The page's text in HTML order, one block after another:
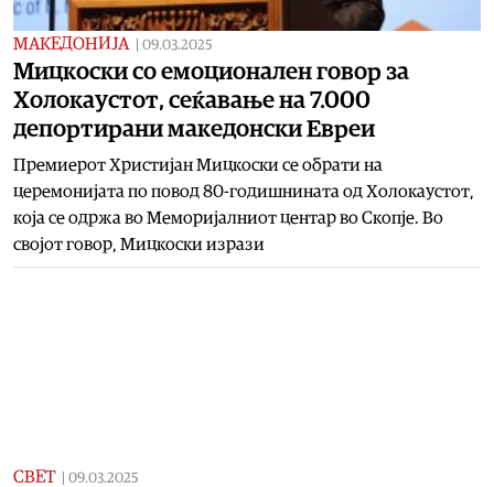
МАКЕДОНИЈА 09.03.2025
Мицкоски со емоционален говор за
Холокаустот, сеќавање на 7.000
депортирани македонски Евреи
Премиерот Христијан Мицкоски се обрати на
церемонијата по повод 80-годишнината од Холокаустот,
која се одржа во Меморијалниот центар во Скопје. Во
својот говор, Мицкоски изрази
СВЕТ 09.03.2025